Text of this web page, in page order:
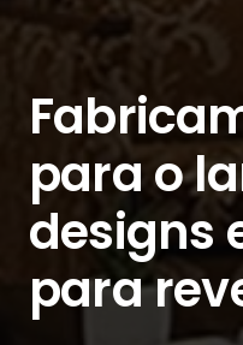
para o
designs
para